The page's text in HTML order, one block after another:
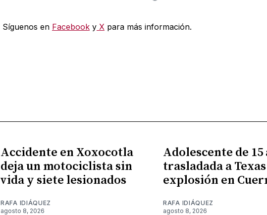
Síguenos en FacebookyX para más información.
Accidente en Xoxocotla
deja un motociclista sin
vida y siete lesionados
RAFA IDIÁQUEZ
agosto 8, 2026
Adolescente de 15
trasladada a
explosión en
RAFA IDIÁQUEZ
agosto 8, 2026